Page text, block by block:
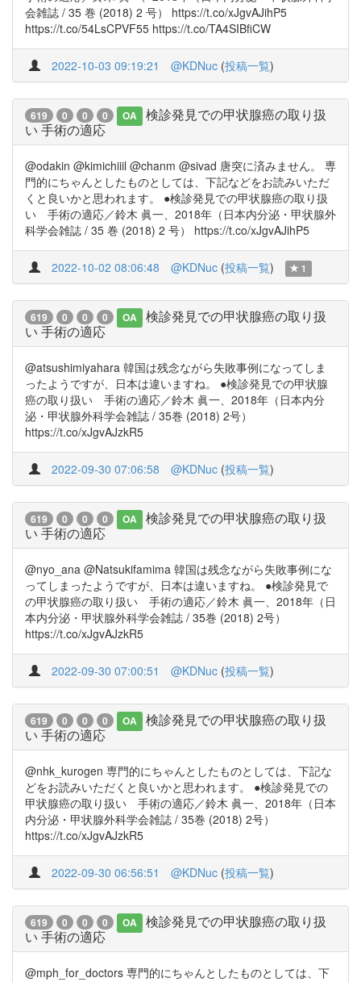
会雑誌 / 35 巻 (2018) 2 号） https://t.co/xJgvAJihP5
https://t.co/54LsCPVF55 https://t.co/TA4SIBfiCW
2022-10-03 09:19:21 @KDNuc (投稿一覧)
619 0 0 0 OA
検診発見での甲状腺癌の取り扱
い 手術の適応
@odakin @kimichiiil @chanm @sivad 唐突に済みません。 専
門的にちゃんとしたものとしては、下記などをお読みいただ
くと良いかと思われます。 ●検診発見での甲状腺癌の取り扱
い 手術の適応／鈴木 眞一、2018年（日本内分泌・甲状腺外
科学会雑誌 / 35 巻 (2018) 2 号） https://t.co/xJgvAJihP5
2022-10-02 08:06:48 @KDNuc (投稿一覧) 1
619 0 0 0 OA
検診発見での甲状腺癌の取り扱
い 手術の適応
@atsushimiyahara 韓国は残念ながら失敗事例になってしま
ったようですが、日本は違いますね。 ●検診発見での甲状腺
癌の取り扱い 手術の適応／鈴木 眞一、2018年（日本内分
泌・甲状腺外科学会雑誌 / 35巻 (2018) 2号）
https://t.co/xJgvAJzkR5
2022-09-30 07:06:58 @KDNuc (投稿一覧)
619 0 0 0 OA
検診発見での甲状腺癌の取り扱
い 手術の適応
@nyo_ana @Natsukifamima 韓国は残念ながら失敗事例にな
ってしまったようですが、日本は違いますね。 ●検診発見で
の甲状腺癌の取り扱い 手術の適応／鈴木 眞一、2018年（日
本内分泌・甲状腺外科学会雑誌 / 35巻 (2018) 2号）
https://t.co/xJgvAJzkR5
2022-09-30 07:00:51 @KDNuc (投稿一覧)
619 0 0 0 OA
検診発見での甲状腺癌の取り扱
い 手術の適応
@nhk_kurogen 専門的にちゃんとしたものとしては、下記な
どをお読みいただくと良いかと思われます。 ●検診発見での
甲状腺癌の取り扱い 手術の適応／鈴木 眞一、2018年（日本
内分泌・甲状腺外科学会雑誌 / 35巻 (2018) 2号）
https://t.co/xJgvAJzkR5
2022-09-30 06:56:51 @KDNuc (投稿一覧)
619 0 0 0 OA
検診発見での甲状腺癌の取り扱
い 手術の適応
@mph_for_doctors 専門的にちゃんとしたものとしては、下